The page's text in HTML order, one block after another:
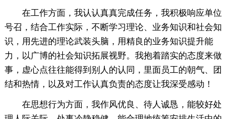
在工作方面，我认认真真完成任务，我积极响应单位
号召，结合工作实际，不断学习理论、业务知识和社会知
识，用先进的理论武装头脑，用精良的业务知识提升能
力，以广博的社会知识拓展视野。我抱着踏实的态度来做
事，虚心点往往能得到别人的认同，里面员工的朝气、团
结和热情，以及对工作认真负责的态度让我深受感动！
在思想行为方面，我作风优良、待人诚恳，能较好处